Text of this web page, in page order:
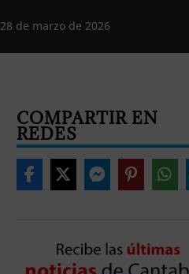
28 de marzo de 2026
COMPARTIR EN
REDES